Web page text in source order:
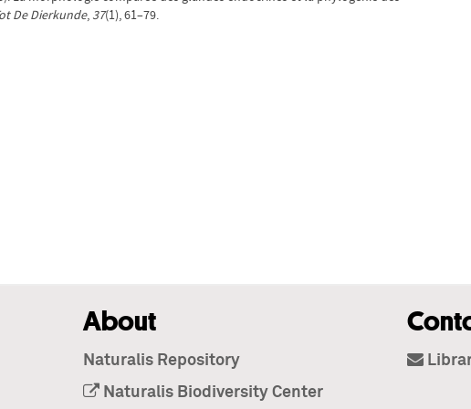
De Dierkunde, 37(1), 61–79.
About
Naturalis Repository
Naturalis Biodiversity Center